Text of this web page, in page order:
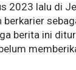
2023 lalu di
berita ini